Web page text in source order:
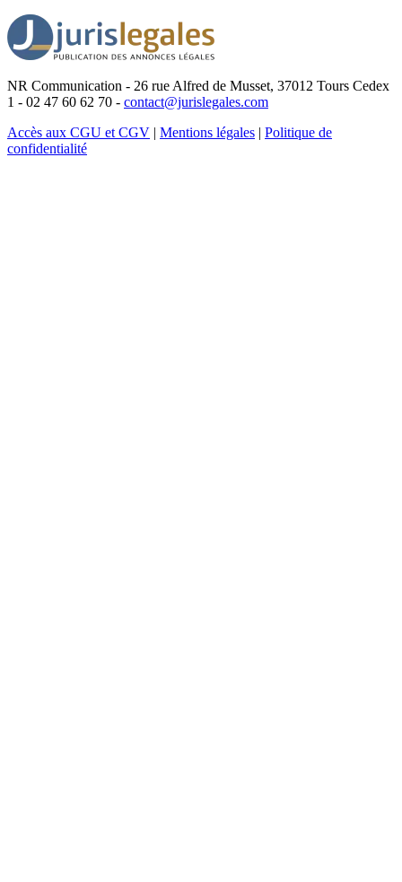
NR Communication - 26 rue Alfred de Musset, 37012 Tours Cedex
1 - 02 47 60 62 70 - contact@jurislegales.com
Accès aux CGU et CGV | Mentions légales | Politique de
confidentialité